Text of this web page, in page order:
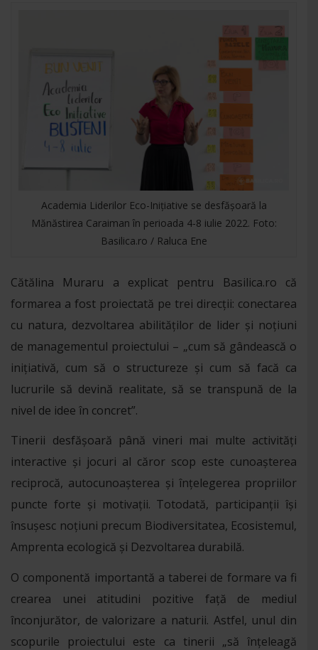
Academia Liderilor Eco-Inițiative se desfășoară la
Mănăstirea Caraiman în perioada 4-8 iulie 2022. Foto:
Basilica.ro / Raluca Ene
Cătălina Muraru a explicat pentru Basilica.ro că
formarea a fost proiectată pe trei direcții: conectarea
cu natura, dezvoltarea abilităților de lider și noțiuni
de managementul proiectului – „cum să gândească o
inițiativă, cum să o structureze și cum să facă ca
lucrurile să devină realitate, să se transpună de la
nivel de idee în concret”.
Tinerii desfășoară până vineri mai multe activități
interactive și jocuri al căror scop este cunoașterea
reciprocă, autocunoașterea și înțelegerea propriilor
puncte forte și motivații. Totodată, participanții își
însușesc noțiuni precum Biodiversitatea, Ecosistemul,
Amprenta ecologică și Dezvoltarea durabilă.
O componentă importantă a taberei de formare va fi
crearea unei atitudini pozitive față de mediul
înconjurător, de valorizare a naturii. Astfel, unul din
scopurile proiectului este ca tinerii „să înțeleagă